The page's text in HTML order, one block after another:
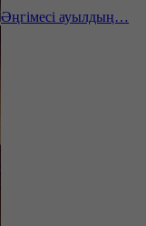
Әңгімесі ауылдың…